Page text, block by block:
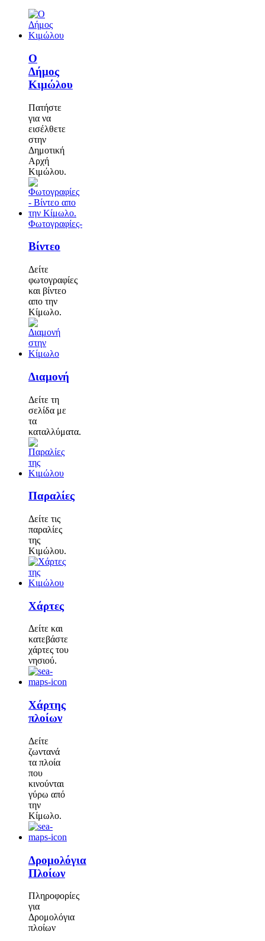
Ο
Δήμος
Κιμώλου
Πατήστε
για να
εισέλθετε
στην
Δημοτική
Αρχή
Κιμώλου.
Φωτογραφίες-
Βίντεο
Δείτε
φωτογραφίες
και βίντεο
απο την
Κίμωλο.
Διαμονή
Δείτε τη
σελίδα με
τα
καταλλύματα.
Παραλίες
Δείτε τις
παραλίες
της
Κιμώλου.
Χάρτες
Δείτε και
κατεβάστε
χάρτες του
νησιού.
Χάρτης
πλοίων
Δείτε
ζωντανά
τα πλοία
που
κινούνται
γύρω από
την
Κίμωλο.
Δρομολόγια
Πλοίων
Πληροφορίες
για
Δρομολόγια
πλοίων